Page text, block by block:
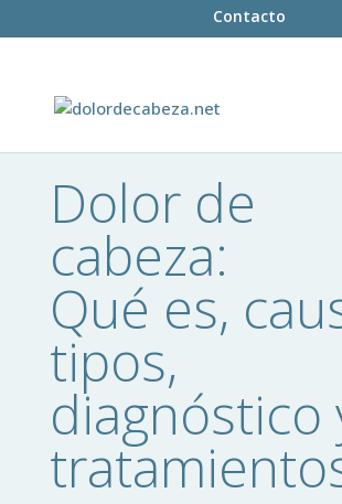
Contacto
Dolor de
cabeza:
Qué es,
tipos,
diagnóstico